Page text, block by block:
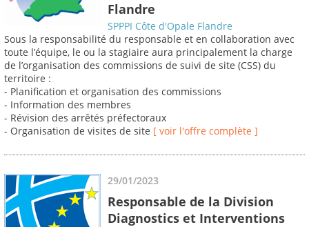
Flandre
SPPPI Côte d'Opale Flandre
Sous la responsabilité du responsable et en collaboration avec
toute l’équipe, le ou la stagiaire aura principalement la charge
de l’organisation des commissions de suivi de site (CSS) du
territoire :
- Planification et organisation des commissions
- Information des membres
- Révision des arrêtés préfectoraux
- Organisation de visites de site [ voir l'offre complète ]
29/01/2023
Responsable de la Division
Diagnostics et Interventions